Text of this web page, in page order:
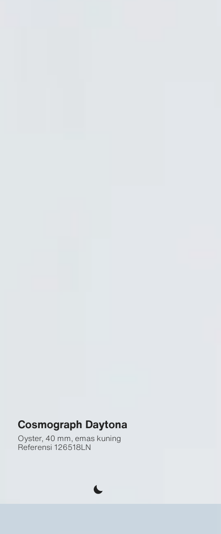
Cosmograph Daytona
Oyster, 40 mm, emas kuning
Referensi 126518LN